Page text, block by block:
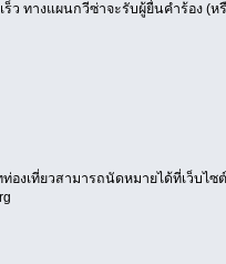
ร็ว ทางแผนกวีซ่าจะรับผู้ยื่นคำร้อง (
งเที่ยวสามารถนัดหมายได้ที่เว็บ